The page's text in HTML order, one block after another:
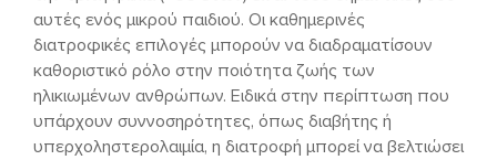
αυτές ενός μικρού παιδιού. Οι καθημερινές
διατροφικές επιλογές μπορούν να διαδραματίσουν
καθοριστικό ρόλο στην ποιότητα ζωής των
ηλικιωμένων ανθρώπων. Ειδικά στην περίπτωση που
υπάρχουν συννοσηρότητες, όπως διαβήτης ή
υπερχοληστερολαιμία, η διατροφή μπορεί να βελτιώσει